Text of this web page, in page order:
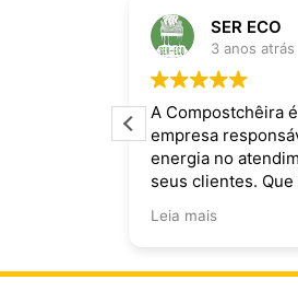
SER ECO
3 anos atrás
A Compostchêira
empresa
energia no
seus clientes.
Leia mais